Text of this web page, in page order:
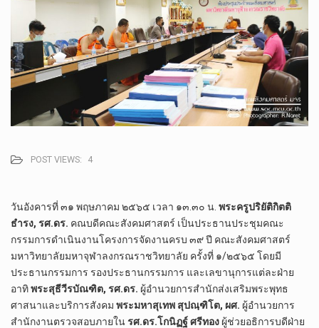
POST VIEWS: 4
วัน​อังคาร​ที่​ ๓๑ พฤษภาคม​ ๒๕​๖​๕​ เวลา ๑๓.๓๐ น.​ พระครู​ปริยัติ​กิตติ​
ธำรง, รศ.ดร. ​ คณบดี​คณะ​สังคม​ศาสตร์​ เป็น​ประธาน​ประชุม​คณะ
กรรมการดำเนินงานโครงการจัดงานครบ ๓๙ ปี คณะสังคมศาสตร์​
มหา​วิทยาลัย​มหา​จุฬา​ลง​ก​รณ​ราช​วิทยาลัย​ ครั้ง​ที่​ ๑​/๒๕๖๕ โดยมี​
ประธานกรรมการ รองประธานกรรมการ และเลขานุการ​แต่ละ​ฝ่าย​
อาทิ​พระสุธี​วี​ร​บัณฑิต, รศ.ดร. ​ ผู้​อำนวยการ​สำนัก​ส่งเสริม​พระ​พุทธ
ศาสนา​และ​บริการ​สังคม​ พระมหา​สุเทพ​ สุปณฺฑิโต, ผศ. ​ ผู้อำนวยการ​
สำนัก​งานตรวจสอบ​ภายในรศ.ดร.โกนิ​ฏฐ์​ ศรี​ทอง ​ ผู้ช่วย​อธิการบดี​ฝ่าย​